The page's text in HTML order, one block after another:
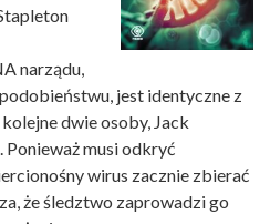
narządu,
jest identyczne z
dwie osoby, Jack
Ponieważ musi odkryć
wirus zacznie zbierać
że śledztwo zaprowadzi go